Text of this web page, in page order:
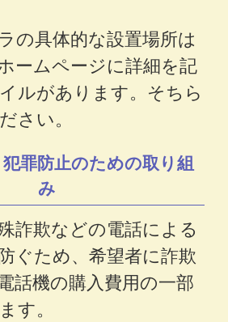
の具体的な設置場所は
ームページに詳細を記
ルがあります。そちら
さい。
罪防止のための取り組
み
詐欺などの電話による
ぐため、希望者に詐欺
話機の購入費用の一部
す。